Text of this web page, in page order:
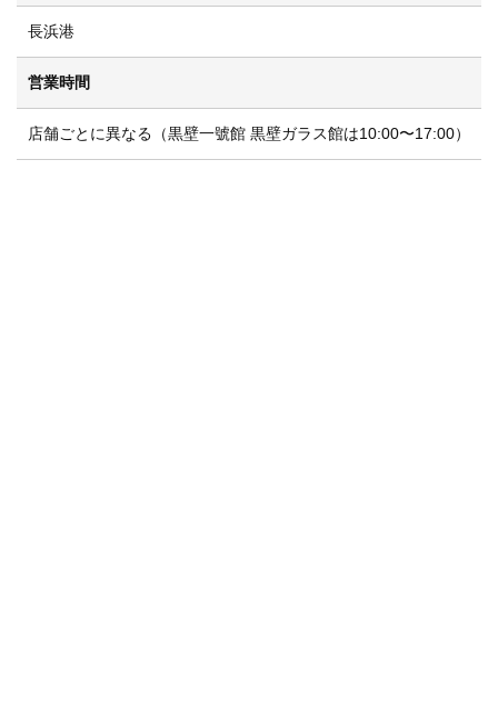
長浜港
営業時間
店舗ごとに異なる（黒壁一號館 黒壁ガラス館は10:00〜17:00）